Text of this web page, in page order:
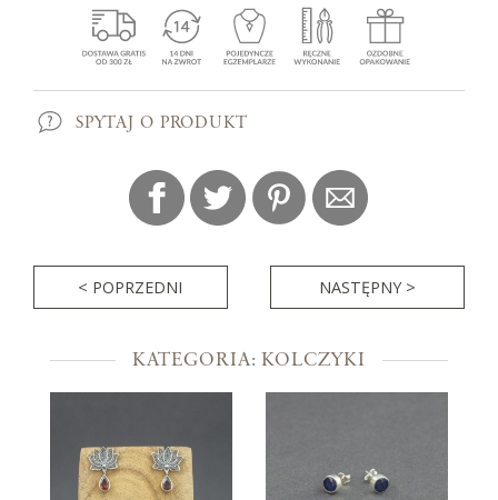
SPYTAJ O PRODUKT
< POPRZEDNI NASTĘPNY >
KATEGORIA: KOLCZYKI